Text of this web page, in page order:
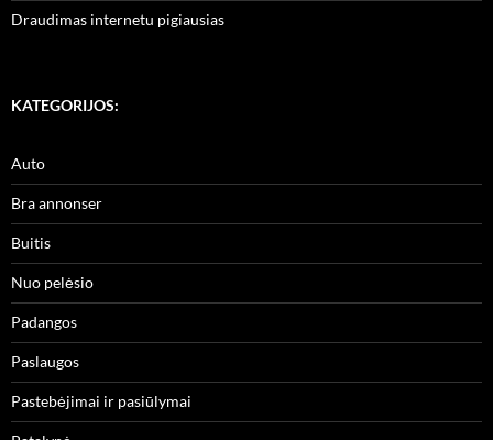
Draudimas internetu pigiausias
KATEGORIJOS:
Auto
Bra annonser
Buitis
Nuo pelėsio
Padangos
Paslaugos
Pastebėjimai ir pasiūlymai